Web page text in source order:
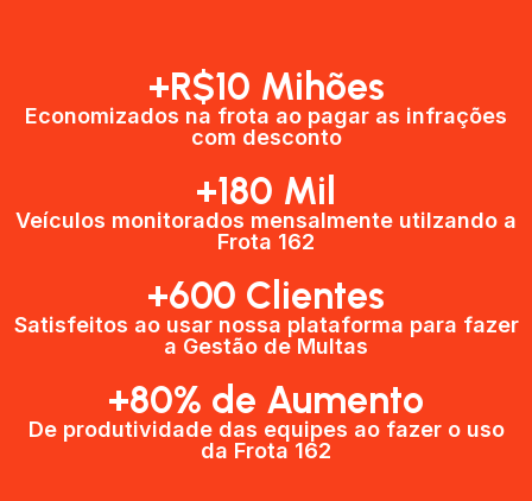
+R$10 Mihões
Economizados na frota ao pagar as infrações
com desconto
+180 Mil
Veículos monitorados mensalmente utilzando a
Frota 162
+600 Clientes​
Satisfeitos ao usar nossa plataforma para fazer
a Gestão de Multas​
+80% de Aumento
De produtividade das equipes ao fazer o uso
da Frota 162​